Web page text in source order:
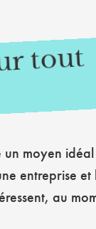
tout
un moyen
entreprise et
au